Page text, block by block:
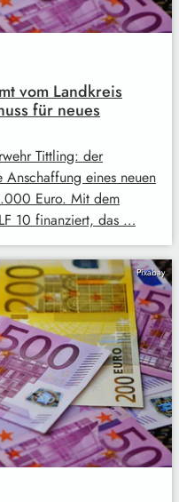
vom Landkreis
für neues
Tittling: der
Anschaffung eines neuen
Euro. Mit dem
10 finanziert, das …
Pixabay